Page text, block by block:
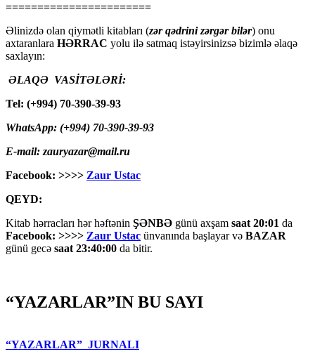
=======================
Əlinizdə olan qiymətli kitabları (zər qədrini zərgər bilər) onu
axtaranlara HƏRRAC yolu ilə satmaq istəyirsinizsə bizimlə əlaqə
saxlayın:
ƏLAQƏ VASİTƏLƏRİ:
Tel: (+994) 70-390-39-93
WhatsApp: (+994) 70-390-39-93
E-mail: zauryazar@mail.ru
Facebook: >>>> Zaur Ustac
QEYD:
Kitab hərracları hər həftənin ŞƏNBƏ günü axşam saat 20:01 da
Facebook: >>>> Zaur Ustac ünvanında başlayar və BAZAR
günü gecə saat 23:40:00 da bitir.
“YAZARLAR”IN BU SAYI
“YAZARLAR” JURNALI